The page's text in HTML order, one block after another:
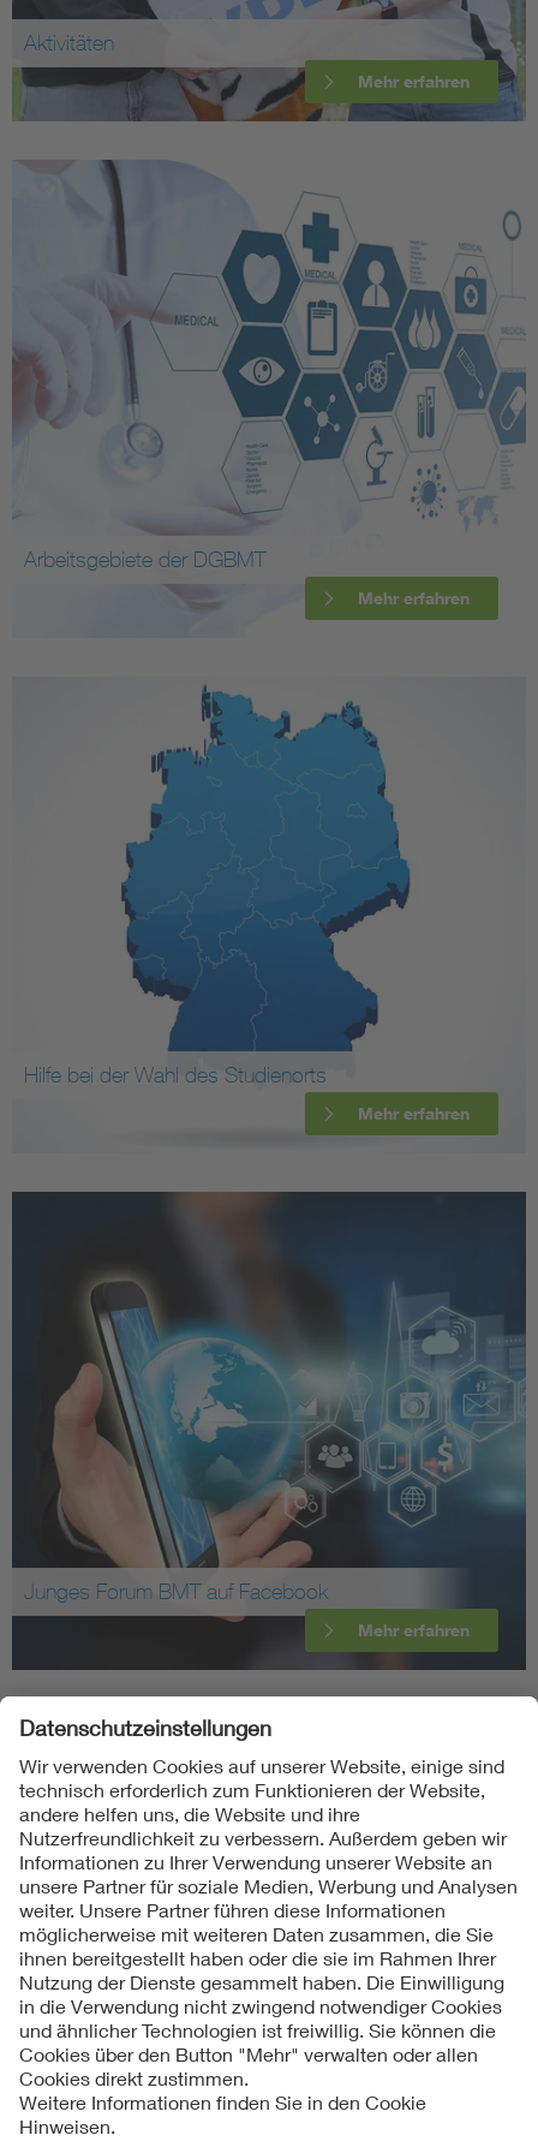
Aktivitäten
Mehr erfahren
Arbeitsgebiete der DGBMT
Mehr erfahren
Hilfe bei der Wahl des Studienorts
Mehr erfahren
Junges Forum BMT auf Facebook
Mehr erfahren
Folgen Sie uns
Kontakte
Service
Impressum
Datenschutzinformationen